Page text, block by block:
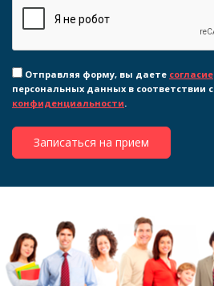
Отправляя форму, вы даете согласие
персональных данных в соответствии с
конфиденциальности.
Записаться на прием